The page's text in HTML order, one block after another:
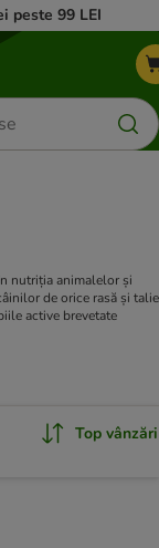
peste 99 LEI
nutriția animalelor și
de orice rasă și talie
active brevetate
Top vânzări